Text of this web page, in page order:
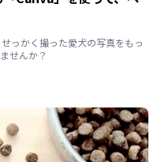
っかく撮った愛犬の写真をもっ
せんか？